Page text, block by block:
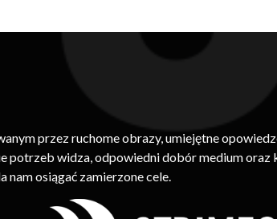
przez ruchome obrazy, umiejętne
potrzeb widza, odpowiedni dobór medium oraz
nam osiągać zamierzone cele.